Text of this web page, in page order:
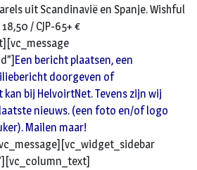
uit Scandinavië en Spanje. Wishful
/ CJP-65+ €
Een bericht plaatsen, een
doorgeven of
bij HelvoirtNet. Tevens zijn wij
nieuws. (een foto en/of logo
Mailen maar!